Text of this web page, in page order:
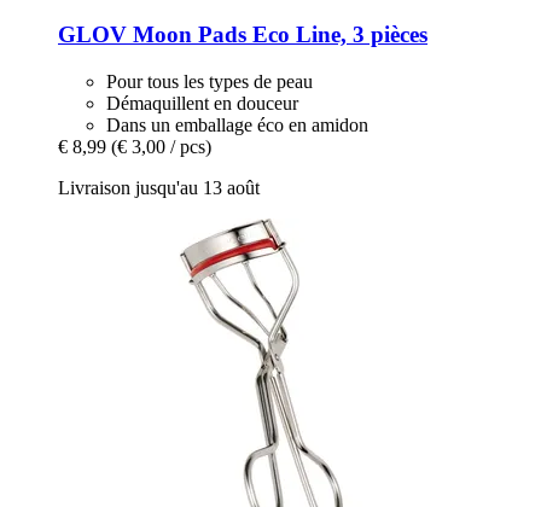
GLOV Moon Pads Eco Line, 3 pièces
Pour tous les types de peau
Démaquillent en douceur
Dans un emballage éco en amidon
€ 8,99 (€ 3,00 / pcs)
Livraison jusqu'au 13 août